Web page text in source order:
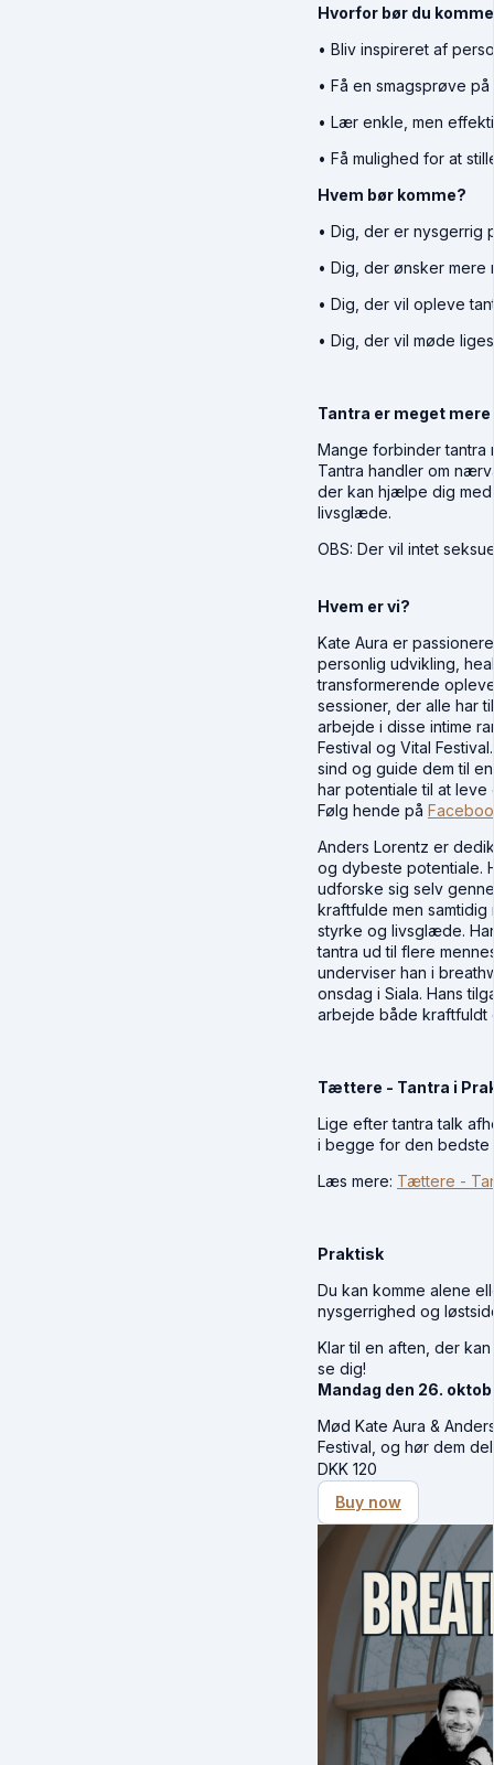
Hvorfor bør du
• Bliv inspireret af
• Få en smagsprøve
• Lær enkle, men
• Få mulighed for at
Hvem bør komme?
• Dig, der er nysgerrig
• Dig, der ønsker
• Dig, der vil opleve
• Dig, der vil møde
Tantra er meget mere
Mange forbinder tantra
Tantra handler om
der kan hjælpe dig
livsglæde.
OBS: Der vil intet
Hvem er vi?
Kate Aura er
personlig udvikling,
transformerende
sessioner, der alle har
arbejde i disse intime
Festival og Vital
sind og guide dem til
har potentiale til at
Følg hende på
Anders Lorentz er
og dybeste potentiale.
udforske sig selv
kraftfulde men
styrke og livsglæde.
tantra ud til flere
underviser han i
onsdag i Siala. Hans
arbejde både
Tættere - Tantra i
Lige efter tantra talk
i begge for den bedste
Læs mere: Tættere -
Praktisk
Du kan komme alene
nysgerrighed og
Klar til en aften, der
se dig!
Mandag den 26.
Mød Kate Aura &
Festival, og hør dem
DKK 120
Buy now